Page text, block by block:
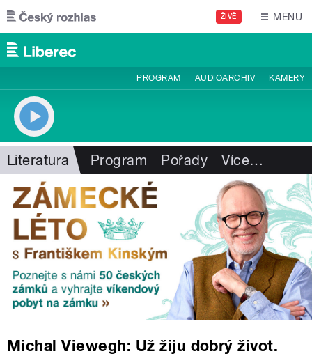
Přejít k hlavnímu obsahu
ŽIVĚ MENU
PROGRAM AUDIOARCHIV KAMERY
Literatura Program Pořady Více…
Michal Viewegh: Už žiju dobrý život.